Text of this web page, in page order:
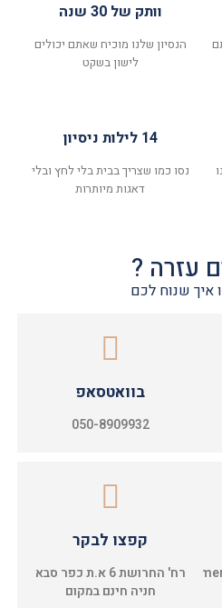
וותק של 30 שנה
הנסיון שלנו מוכיח שאתם יכולים
לישון בשקט
14 לילות ניסיון
נסו כמו שצריך בבית בלי לחץ ובלי
דאגות מיותרות
עזרה ?
איך שנוח לכם
בוואטסאפ
050-8909932
קפצו לבקר
רח' החרושת 6 א.ת כפר סבא
חניה חינם במקום